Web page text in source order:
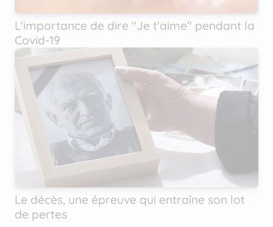
L'importance de dire ''Je t'aime'' pendant la
Covid-19
Le décès, une épreuve qui entraîne son lot
de pertes